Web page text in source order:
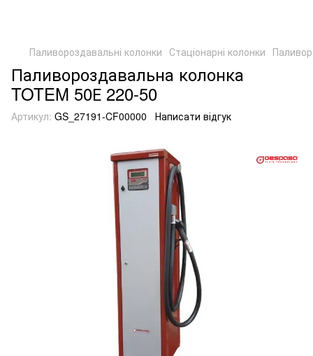
Паливороздавальні колонки Стаціонарні колонки
Паливороздавальна колонка
TOTEM 50Е 220-50
Артикул: GS_27191-CF00000 Написати відгук